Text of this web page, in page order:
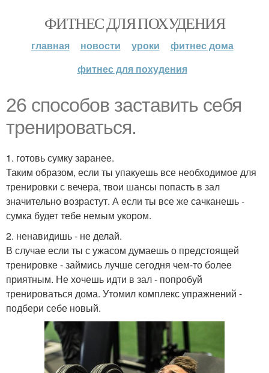
ФИТНЕС ДЛЯ ПОХУДЕНИЯ
главная новости уроки
фитнес дома
фитнес для похудения
26 способов заставить себя
тренироваться.
1. готовь сумку заранее.
Таким образом, если ты упакуешь все необходимое для
тренировки с вечера, твои шансы попасть в зал
значительно возрастут. А если ты все же сачканешь -
сумка будет тебе немым укором.
2. ненавидишь - не делай.
В случае если ты с ужасом думаешь о предстоящей
тренировке - займись лучше сегодня чем-то более
приятным. Не хочешь идти в зал - попробуй
тренироваться дома. Утомил комплекс упражнений -
подбери себе новый.